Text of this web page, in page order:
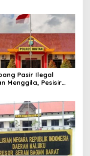
Pasir Ilegal
Menggila, Pesisir